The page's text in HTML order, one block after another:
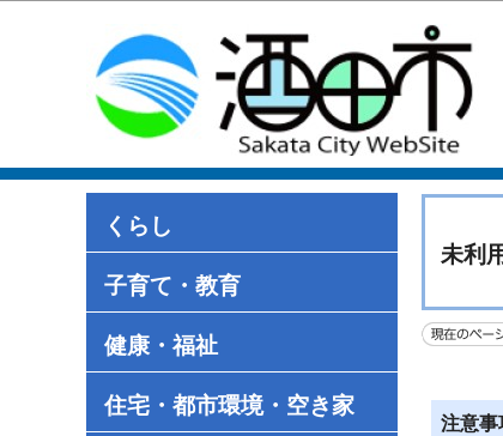
くらし
子育て・教育
健康・福祉
住宅・都市環境・空き家
未利
注意事